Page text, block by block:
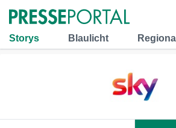
Storys Blaulicht Regional